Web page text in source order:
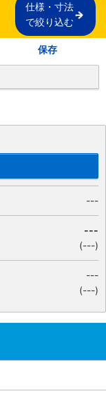
仕様・寸法
で絞り込む
保存
---
---
(---)
---
(---)